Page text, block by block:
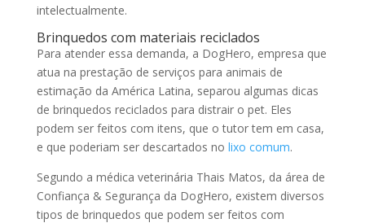
intelectualmente.
Brinquedos com materiais reciclados
Para atender essa demanda, a DogHero, empresa que
atua na prestação de serviços para animais de
estimação da América Latina, separou algumas dicas
de brinquedos reciclados para distrair o pet. Eles
podem ser feitos com itens, que o tutor tem em casa,
e que poderiam ser descartados no lixo comum.
Segundo a médica veterinária Thais Matos, da área de
Confiança & Segurança da DogHero, existem diversos
tipos de brinquedos que podem ser feitos com